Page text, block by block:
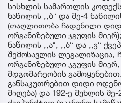
სისხლის სამართლის
ნაწილის ,,ბ“ და მე-4
(თაღლითობა ჩადენილი
ორგანიზებული ჯგუფის
ნაწილის ,,ა“, ,,ბ“ და ,,გ“
შემოსავლის ლეგალიზაცია,
ორგანიზებული ჯგუფის მიერ,
მდგომარეობის
განსაკუთრებით დიდი
მიღება) და 192-ე მუხლის მე-